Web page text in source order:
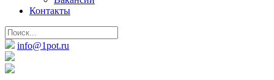
Контакты
info@1pot.ru